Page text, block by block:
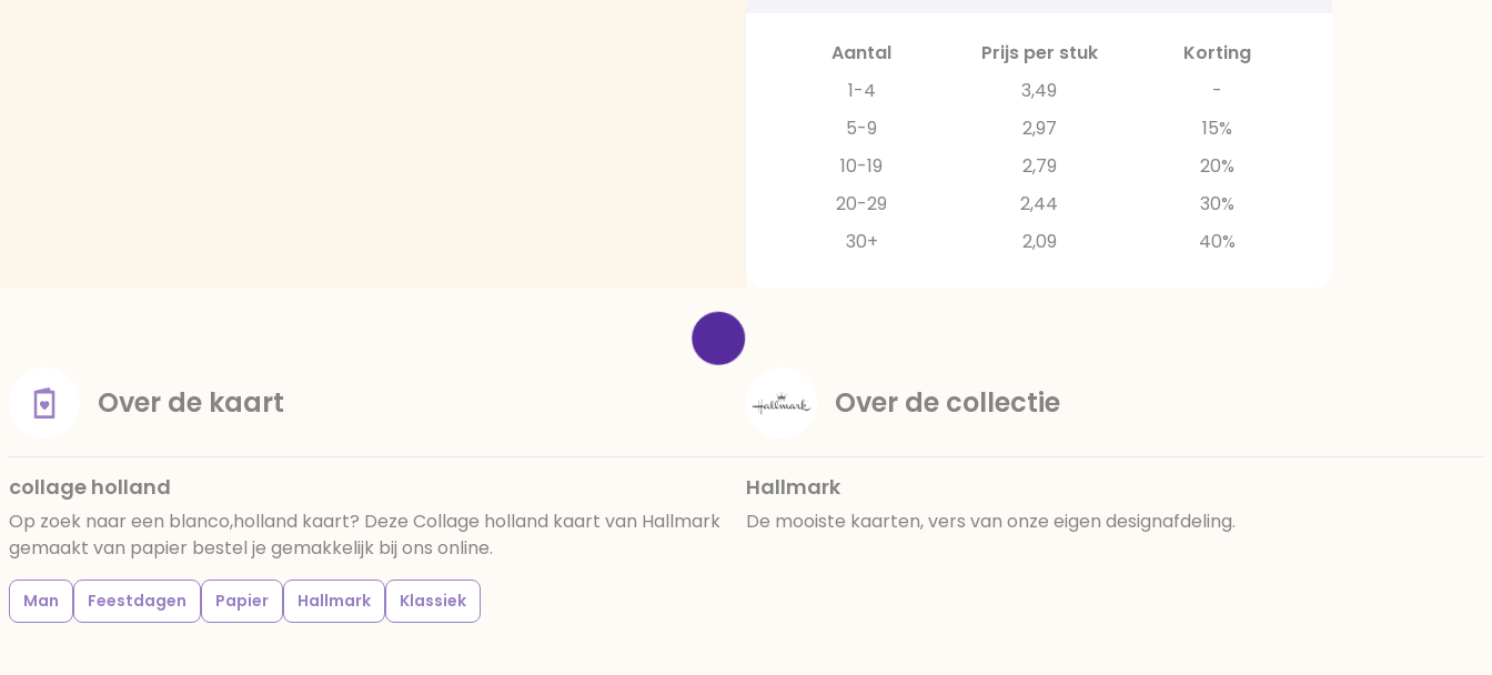
Aantal Prijs per stuk
Korting
1-4
3,49
-
5-9
2,97
15%
10-19
2,79
20%
20-29
2,44
30%
30+
2,09 40%
Over de kaart
collage holland
Op zoek naar een blanco,holland kaart? Deze Collage holland kaart van Hallmark
gemaakt van papier bestel je gemakkelijk bij ons online.
Man Feestdagen Papier Hallmark Klassiek
Over de collectie
Hallmark
De mooiste kaarten, vers van onze eigen designafdeling.